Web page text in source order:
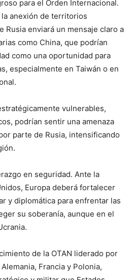
para el Orden Internacional.
anexión de territorios
Rusia enviará un mensaje claro a
como China, que podrían
como una oportunidad para
especialmente en Taiwán o en
vulnerables,
podrían sentir una amenaza
parte de Rusia, intensificando
en seguridad. Ante la
Europa deberá fortalecer
y diplomática para enfrentar las
su soberanía, aunque en el
de la OTAN liderado por
Francia y Polonia,